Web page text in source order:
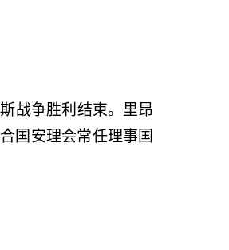
战争胜利结束。里昂
国安理会常任理事国